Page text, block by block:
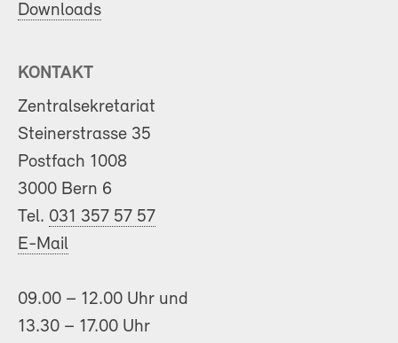
Downloads
KONTAKT
Zentralsekretariat
Steinerstrasse 35
Postfach 1008
3000 Bern 6
Tel. 031 357 57 57
E-Mail
09.00 – 12.00 Uhr und
13.30 – 17.00 Uhr